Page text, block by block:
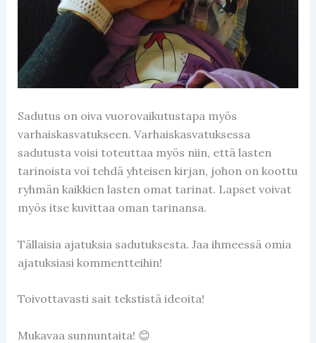
Sadutus on oiva vuorovaikutustapa myös
varhaiskasvatukseen. Varhaiskasvatuksessa
sadutusta voisi toteuttaa myös niin, että lasten
tarinoista voi tehdä yhteisen kirjan, johon on koottu
ryhmän kaikkien lasten omat tarinat. Lapset voivat
myös itse kuvittaa oman tarinansa.
Tällaisia ajatuksia sadutuksesta. Jaa ihmeessä omia
ajatuksiasi kommentteihin!
Toivottavasti sait tekstistä ideoita!
Mukavaa sunnuntaita! 😊